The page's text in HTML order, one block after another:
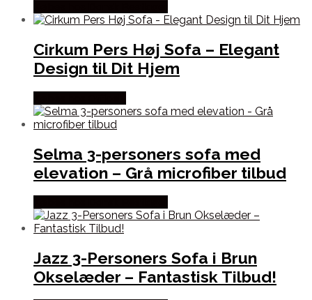
Cirkum Pers Høj Sofa – Elegant
Design til Dit Hjem
Selma 3-personers sofa med
elevation – Grå microfiber tilbud
Jazz 3-Personers Sofa i Brun
Okselæder – Fantastisk Tilbud!